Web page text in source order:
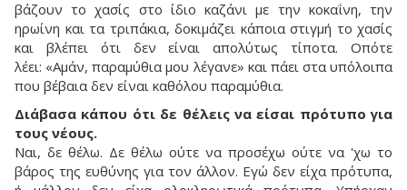
βάζουν το χασίς στο ίδιο καζάνι με την κοκαΐνη, την
ηρωίνη και τα τριπάκια, δοκιμάζει κάποια στιγμή το χασίς
και βλέπει ότι δεν είναι απολύτως τίποτα. Οπότε
λέει: «Αμάν, παραμύθια μου λέγανε» και πάει στα υπόλοιπα
που βέβαια δεν είναι καθόλου παραμύθια.
Διάβασα κάπου ότι δε θέλεις να είσαι πρότυπο για
τους νέους.
Ναι, δε θέλω. Δε θέλω ούτε να προσέχω ούτε να 'χω το
βάρος της ευθύνης για τον άλλον. Εγώ δεν είχα πρότυπα,